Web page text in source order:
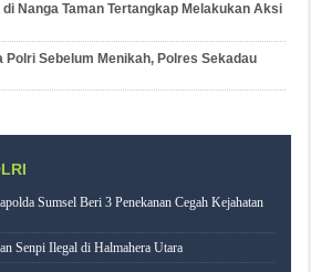
Nanga Taman Tertangkap Melakukan Aksi
Sebelum Menikah, Polres Sekadau
Sumsel Beri 3 Penekanan Cegah Kejahatan
Senpi Ilegal di Halmahera Utara